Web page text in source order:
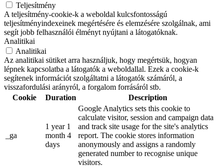
Teljesítmény
A teljesítmény-cookie-k a weboldal kulcsfontosságú
teljesítményindexeinek megértésére és elemzésére szolgálnak, ami
segít jobb felhasználói élményt nyújtani a látogatóknak.
Analitikai
Analitikai
Az analitikai sütiket arra használjuk, hogy megértsük, hogyan
lépnek kapcsolatba a látogatók a weboldallal. Ezek a cookie-k
segítenek információt szolgáltatni a látogatók számáról, a
visszafordulási arányról, a forgalom forrásáról stb.
Cookie
Duration Description
_ga
1 year 1
month 4
days
Google Analytics sets this cookie to
calculate visitor, session and campaign data
and track site usage for the site's analytics
report. The cookie stores information
anonymously and assigns a randomly
generated number to recognise unique
visitors.